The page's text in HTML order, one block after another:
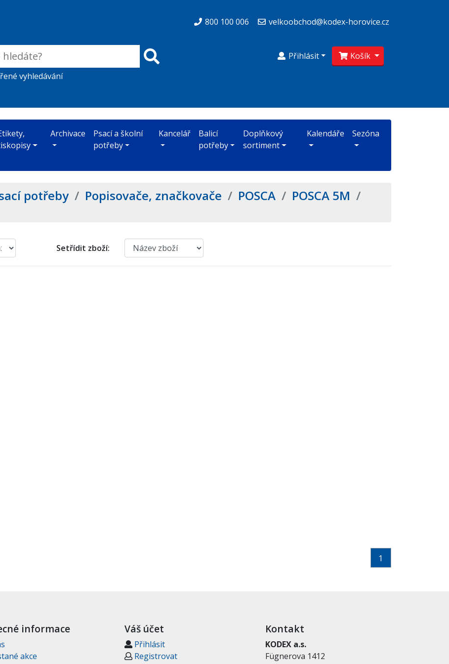
800 100 006 velkoobchod@kodex-horovice.cz
vyhledávání
Košík
Přihlásit
Archivace
Psací a školní
potřeby
Kancelář
Balicí
potřeby
Doplňkový
sortiment
Kalendáře Sezóna
potřeby/ Popisovače, značkovače / POSCA / POSCA 5M /
Setřídit zboží:
1
informace
akce
Váš účet
Přihlásit
Registrovat
Kontakt
KODEX a.s.
Fügnerova 1412